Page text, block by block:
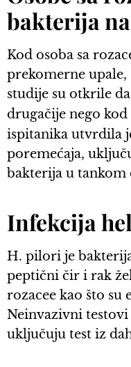
bakterija
Kod osoba sa
prekomerne
studije su otkrile
drugačije nego kod
ispitanika utvrdila
poremećaja,
bakterija u tankom
Infekcija
H. pilori je
peptični čir i rak
rozacee kao što su
Neinvazivni
uključuju test iz